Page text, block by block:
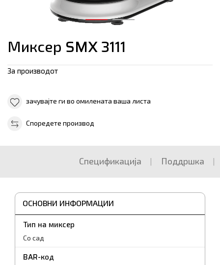
Миксер SMX 3111
За производот
зачувајте ги во омилената ваша листа
Споредете производ
Спецификација Поддршка
ОСНОВНИ ИНФОРМАЦИИ
Тип на миксер
Со сад
BAR-код